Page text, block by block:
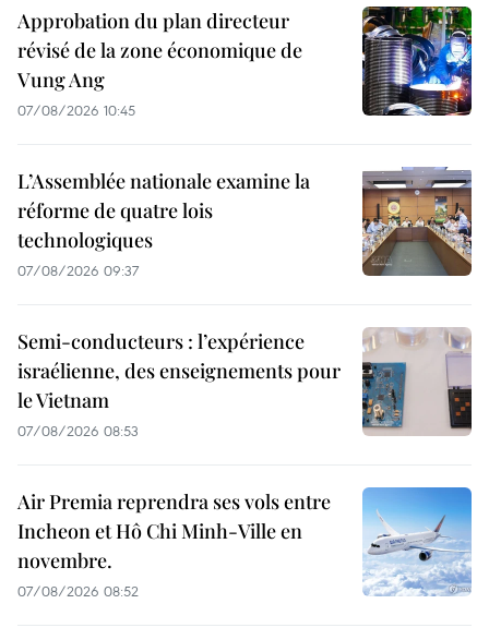
Approbation du plan directeur
révisé de la zone économique de
Vung Ang
07/08/2026 10:45
L’Assemblée nationale examine la
réforme de quatre lois
technologiques
07/08/2026 09:37
Semi-conducteurs : l’expérience
israélienne, des enseignements pour
le Vietnam
07/08/2026 08:53
Air Premia reprendra ses vols entre
Incheon et Hô Chi Minh-Ville en
novembre.
07/08/2026 08:52